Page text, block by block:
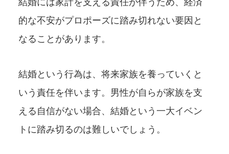
結婚には家計を支える責任が伴うため、経済
的な不安がプロポーズに踏み切れない要因と
なることがあります。
結婚という行為は、将来家族を養っていくと
いう責任を伴います。男性が自らが家族を支
える自信がない場合、結婚という一大イベン
トに踏み切るのは難しいでしょう。